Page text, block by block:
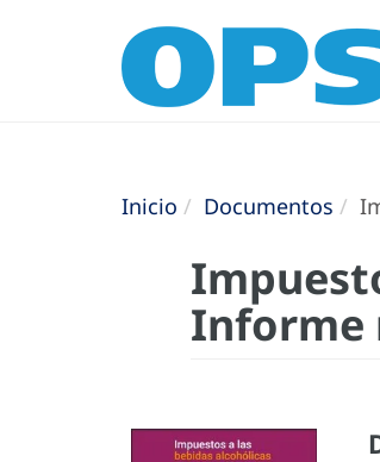
Inicio Documentos
Informe